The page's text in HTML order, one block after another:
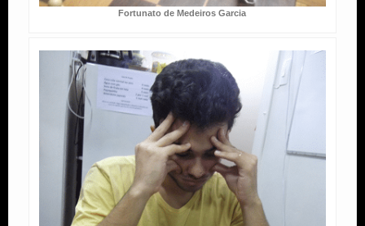
Fortunato de Medeiros Garcia